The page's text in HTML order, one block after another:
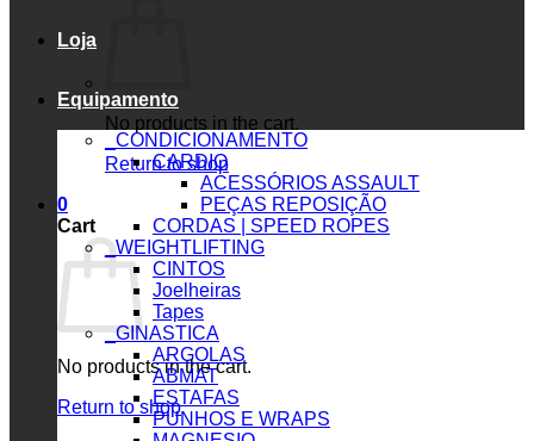
No products in the cart.
Return to shop
0
Cart
No products in the cart.
Return to shop
Loja
Equipamento
_CONDICIONAMENTO
CARDIO
ACESSÓRIOS ASSAULT
PEÇAS REPOSIÇÃO
CORDAS | SPEED ROPES
_WEIGHTLIFTING
CINTOS
Joelheiras
Tapes
_GINASTICA
ARGOLAS
ABMAT
ESTAFAS
PUNHOS E WRAPS